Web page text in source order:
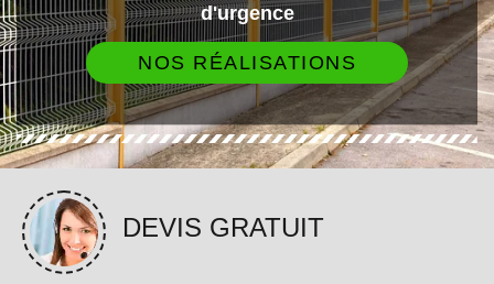
d'urgence
NOS RÉALISATIONS
DEVIS GRATUIT